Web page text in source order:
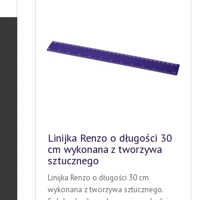
Linijka Renzo o długości 30
cm wykonana z tworzywa
sztucznego
Linijka Renzo o długości 30 cm
wykonana z tworzywa sztucznego.